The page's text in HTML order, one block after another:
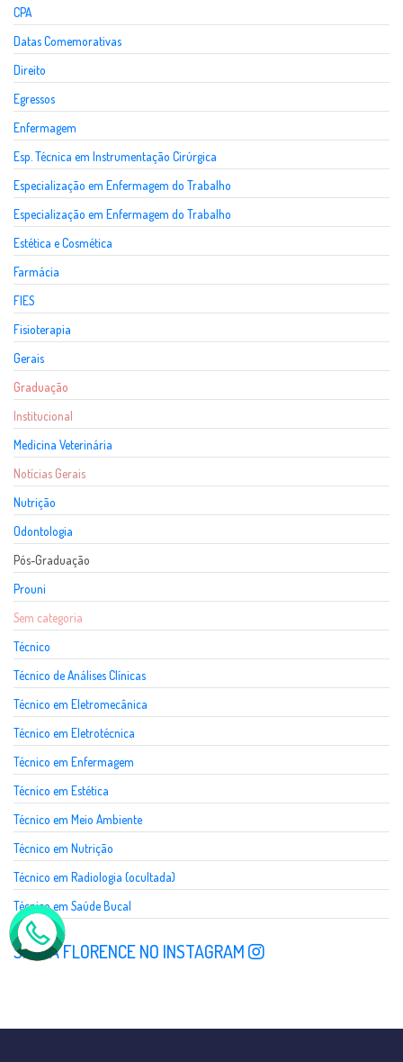
CPA
Datas Comemorativas
Direito
Egressos
Enfermagem
Esp. Técnica em Instrumentação Cirúrgica
Especialização em Enfermagem do Trabalho
Especialização em Enfermagem do Trabalho
Estética e Cosmética
Farmácia
FIES
Fisioterapia
Gerais
Graduação
Institucional
Medicina Veterinária
Notícias Gerais
Nutrição
Odontologia
Pós-Graduação
Prouni
Sem categoria
Técnico
Técnico de Análises Clínicas
Técnico em Eletromecânica
Técnico em Eletrotécnica
Técnico em Enfermagem
Técnico em Estética
Técnico em Meio Ambiente
Técnico em Nutrição
Técnico em Radiologia (ocultada)
Técnico em Saúde Bucal
SIGA A FLORENCE NO INSTAGRAM